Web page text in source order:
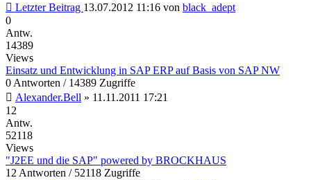
Letzter Beitrag 13.07.2012 11:16 von black_adept
0
Antw.
14389
Views
Einsatz und Entwicklung in SAP ERP auf Basis von SAP NW
0 Antworten / 14389 Zugriffe
Alexander.Bell » 11.11.2011 17:21
12
Antw.
52118
Views
"J2EE und die SAP" powered by BROCKHAUS
12 Antworten / 52118 Zugriffe